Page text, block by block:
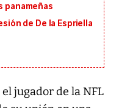
panameñas
de De la Espriella
el jugador de la NFL